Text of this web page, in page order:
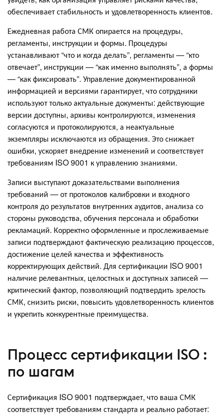
обеспечивает стабильность и удовлетворенность клиентов.
Ежедневная работа СМК опирается на процедуры,
регламенты, инструкции и формы. Процедуры
устанавливают “что и когда делать”, регламенты — “кто
отвечает”, инструкции — “как именно выполнять”, а формы
— “как фиксировать”. Управление документированной
информацией и версиями гарантирует, что сотрудники
используют только актуальные документы: действующие
версии доступны, архивы контролируются, изменения
согласуются и протоколируются, а неактуальные
экземпляры исключаются из обращения. Это снижает
ошибки, ускоряет внедрение изменений и соответствует
требованиям ISO 9001 к управлению знаниями.
Записи выступают доказательствами выполнения
требований — от протоколов калибровки и входного
контроля до результатов внутренних аудитов, анализа со
стороны руководства, обучения персонала и обработки
рекламаций. Корректно оформленные и прослеживаемые
записи подтверждают фактическую реализацию процессов,
достижение целей качества и эффективность
корректирующих действий. Для сертификации ISO 9001
наличие релевантных, целостных и доступных записей —
критический фактор, позволяющий подтвердить зрелость
СМК, снизить риски, повысить удовлетворенность клиентов
и укрепить конкурентные преимущества.
Процесс сертификации ISO :
по шагам
Сертификация ISO 9001 подтверждает, что ваша СМК
соответствует требованиям стандарта и реально работает: